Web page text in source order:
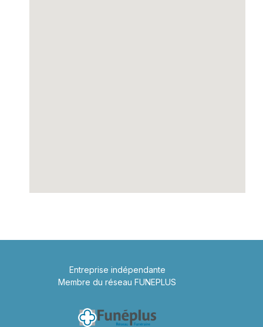
Entreprise indépendante
Membre du réseau FUNEPLUS